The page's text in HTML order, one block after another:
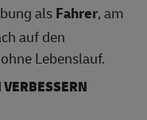
alsFahrer, am
auf den
Lebenslauf.